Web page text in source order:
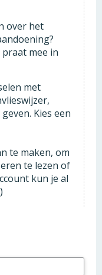
over het
mee in
met
Kies een
te maken, om
te lezen of
kun je al